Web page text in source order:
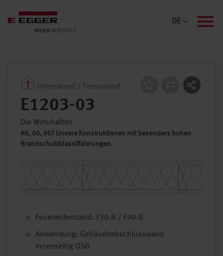
DE
Innenwand / Trennwand
Konstruktion
E1203-03
Die Wehrhaften
90, 60, 90? Unsere Konstruktionen mit besonders hohen
Brandschutzklassifizierungen.
Feuerwiderstand: F30-B / F90-B
Anwendung: Gebäudeabschlusswand
innenseitig OSB